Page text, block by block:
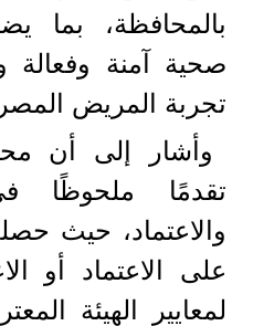
بالمحافظة، بما
صحية آمنة وفعالة
تجربة المريض
وأشار إلى أن
تقدمًا ملحوظًا
على الاعتماد أو
لمعايير الهيئة